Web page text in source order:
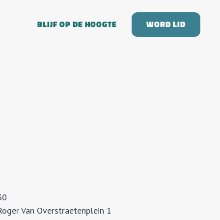
BLIJF OP DE HOOGTE WORD LID
Van Overstraetenplein 1